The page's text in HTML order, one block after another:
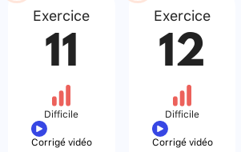
Exercice
11
Difficile
Corrigé vidéo
Exercice
12
Difficile
Corrigé vidéo